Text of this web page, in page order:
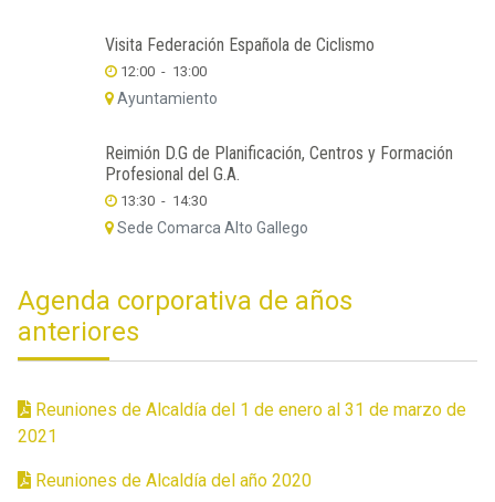
Visita Federación Española de Ciclismo
12:00 - 13:00
Ayuntamiento
Reimión D.G de Planificación, Centros y Formación
Profesional del G.A.
13:30 - 14:30
Sede Comarca Alto Gallego
Agenda corporativa de años
anteriores
Reuniones de Alcaldía del 1 de enero al 31 de marzo de
2021
Reuniones de Alcaldía del año 2020